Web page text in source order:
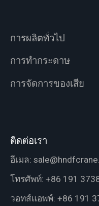
การผลิตทั่วไป
การทำกระดาษ
การจัดการของเสีย
ติดต่อเรา
อีเมล:
โทรศัพท์: +86 191
วอทส์แอพพ์: +86 191